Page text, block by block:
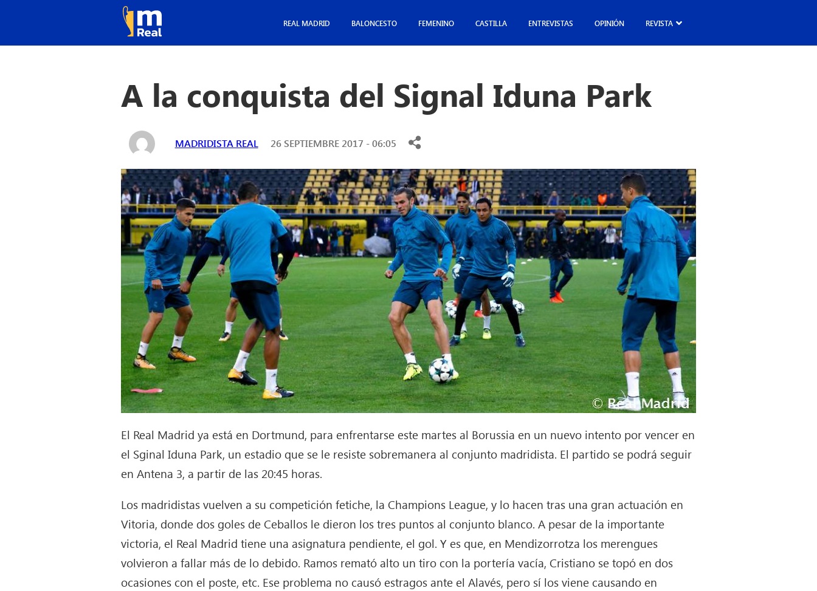
REAL MADRID BALONCESTO FEMENINO CASTILLA ENTREVISTAS OPINIÓN REVISTA
A la conquista del Signal Iduna Park
MADRIDISTA REAL 26 SEPTIEMBRE 2017 - 06:05
El Real Madrid ya está en Dortmund, para enfrentarse este martes al Borussia en un nuevo intento por vencer en
el Sginal Iduna Park, un estadio que se le resiste sobremanera al conjunto madridista. El partido se podrá seguir
en Antena 3, a partir de las 20:45 horas.
Los madridistas vuelven a su competición fetiche, la Champions League, y lo hacen tras una gran actuación en
Vitoria, donde dos goles de Ceballos le dieron los tres puntos al conjunto blanco. A pesar de la importante
victoria, el Real Madrid tiene una asignatura pendiente, el gol. Y es que, en Mendizorrotza los merengues
volvieron a fallar más de lo debido. Ramos remató alto un tiro con la portería vacía, Cristiano se topó en dos
ocasiones con el poste, etc. Ese problema no causó estragos ante el Alavés, pero sí los viene causando en